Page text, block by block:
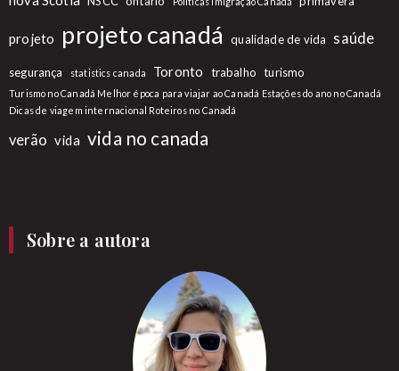
projeto projeto canadá qualidade de vida saúde
segurança statistics canada Toronto trabalho turismo
Turismo no Canadá Melhor época para viajar ao Canadá Estações do ano no Canadá
Dicas de viagem internacional Roteiros no Canadá
verão vida vida no canada
Sobre a autora